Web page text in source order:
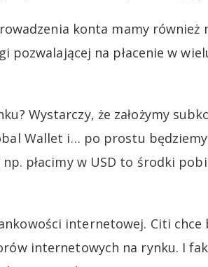
konta mamy również
pozwalającej na płacenie w
Wystarczy, że założymy
Wallet i… po prostu będziemy
płacimy w USD to środki
internetowej. Citi chce
internetowych na rynku. I